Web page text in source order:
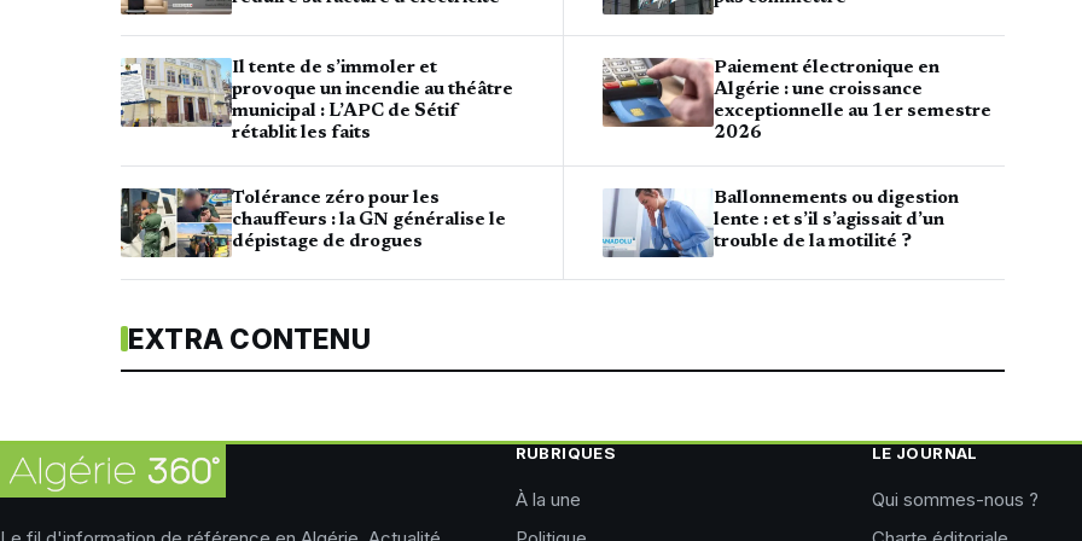
Il tente de s’immoler et
provoque un incendie au théâtre
municipal : L’APC de Sétif
rétablit les faits
Tolérance zéro pour les
chauffeurs : la GN généralise le
dépistage de drogues
Paiement électronique en
Algérie : une croissance
exceptionnelle au 1er semestre
2026
Ballonnements ou digestion
lente : et s’il s’agissait d’un
trouble de la motilité ?
EXTRA CONTENU
RUBRIQUES
À la une
LE JOURNAL
Qui sommes-nous ?